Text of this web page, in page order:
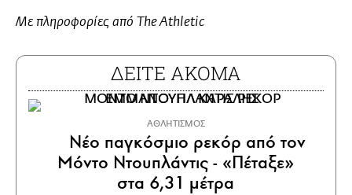
Με πληροφορίες από The Athletic
ΔΕΙΤΕ ΑΚΟΜΑ
ΑΘΛΗΤΙΣΜΟΣ
Νέο παγκόσμιο ρεκόρ από τον
Μόντο Ντουπλάντις - «Πέταξε»
στα 6,31 μέτρα